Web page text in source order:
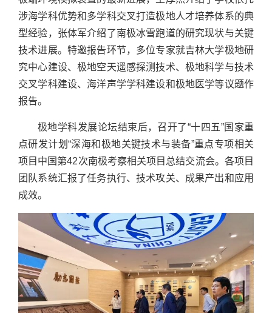
涉海学科优势和多学科交叉打造极地人才培养体系的典
型经验，张体军介绍了南极冰雪跑道的研究现状与关键
技术进展。特邀报告环节，多位专家就吉林大学极地研
究中心建设、极地空天遥感探测技术、极地科学与技术
交叉学科建设、海洋声学学科建设和极地医学等议题作
报告。
极地学科发展论坛结束后，召开了“十四五”国家重
点研发计划“深海和极地关键技术与装备”重点专项相关
项目中国第42次南极考察相关项目总结交流会。各项目
团队系统汇报了任务执行、技术攻关、成果产出和应用
成效。